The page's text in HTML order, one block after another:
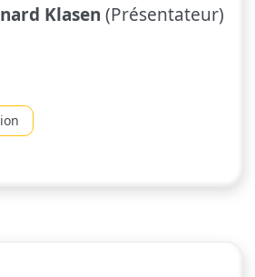
Klasen (Présentateur)